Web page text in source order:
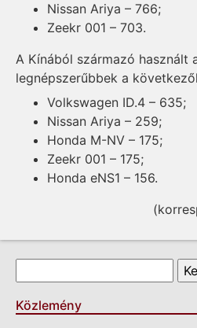
Nissan Ariya – 766;
Zeekr 001 – 703.
A Kínából származó használt
legnépszerűbbek a
Volkswagen ID.4 – 635;
Nissan Ariya – 259;
Honda M-NV – 175;
Zeekr 001 – 175;
Honda eNS1 – 156.
Keresés űrlap
Keresés
Közlemény